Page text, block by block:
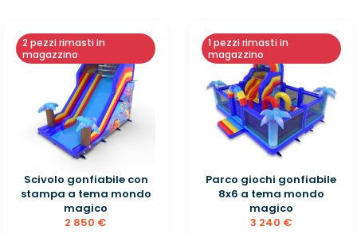
2 pezzi rimasti in
magazzino
Scivolo gonfiabile con
stampa a tema mondo
magico
2 850 €
1 pezzi rimasti in
magazzino
Parco giochi gonfiabile
8x6 a tema mondo
magico
3 240 €